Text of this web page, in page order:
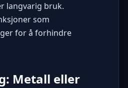
langvarig bruk.
som
for å forhindre
Metall eller